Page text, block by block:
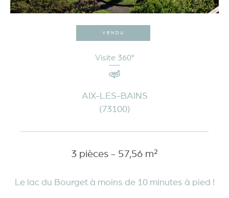
VENDU
Visite 360°
AIX-LES-BAINS
(73100)
3 pièces - 57,56 m²
Le lac du Bourget à moins de 10 minutes à pied !